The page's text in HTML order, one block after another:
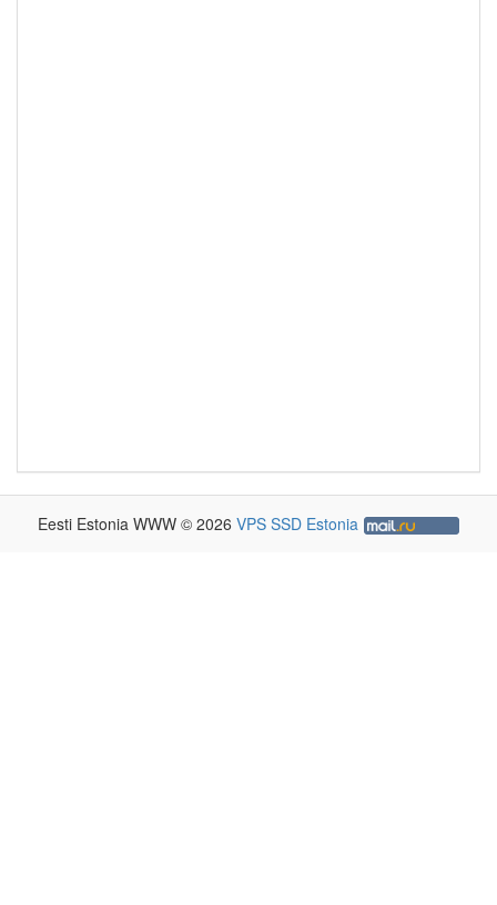
Eesti Estonia WWW © 2026 VPS SSD Estonia